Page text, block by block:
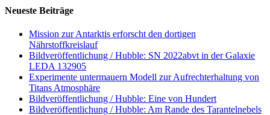
Neueste Beiträge
Mission zur Antarktis erforscht den dortigen
Nährstoffkreislauf
Bildveröffentlichung / Hubble: SN 2022abvt in der Galaxie
LEDA 132905
Experimente untermauern Modell zur Aufrechterhaltung von
Titans Atmosphäre
Bildveröffentlichung / Hubble: Eine von Hundert
Bildveröffentlichung / Hubble: Am Rande des Tarantelnebels